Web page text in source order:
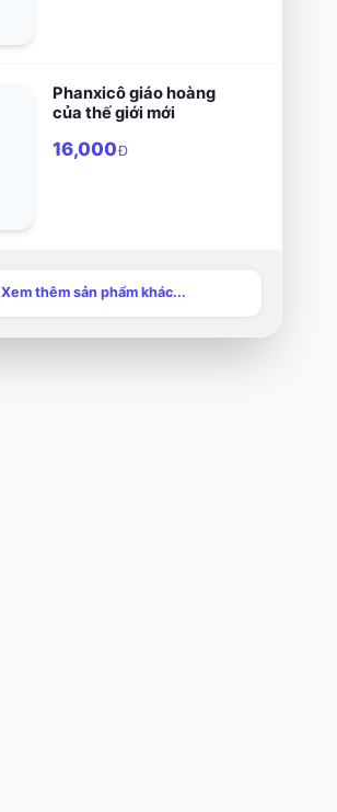
Phanxicô giáo hoàng
của thế giới mới
16,000Đ
Xem thêm sản phẩm khác...